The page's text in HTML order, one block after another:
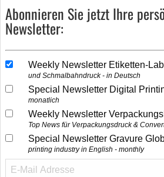
Abonnieren Sie jetzt Ihre
Newsletter:
Weekly Newsletter Etiketten-
und Schmalbahndruck - in Deutsch
Special Newsletter Digital
monatlich
Weekly Newsletter
Top News für Verpackungsdruck &
Special Newsletter Gravure
printing industry in English - monthly